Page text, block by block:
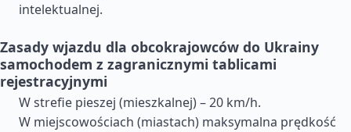
intelektualnej.
Zasady wjazdu dla obcokrajowców do Ukrainy
samochodem z zagranicznymi tablicami
rejestracyjnymi
W strefie pieszej (mieszkalnej) – 20 km/h.
W miejscowościach (miastach) maksymalna prędkość